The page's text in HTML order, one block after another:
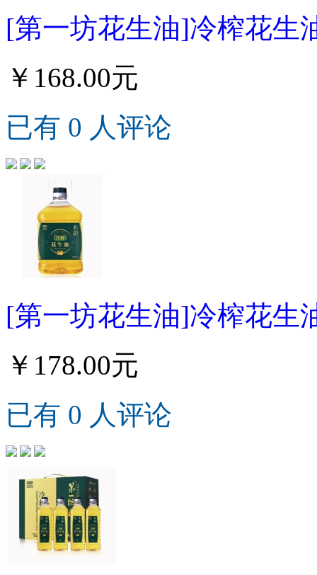
[第一坊花生油]冷榨花生
￥168.00元
已有 0 人评论
[第一坊花生油]冷榨花生
￥178.00元
已有 0 人评论